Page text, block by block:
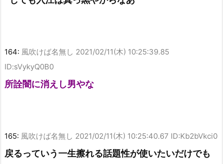
164: 風吹けば名無し 2021/02/11(木) 10:25:39.85
ID:sVykyQ0B0
所詮闇に消えし男やな
165: 風吹けば名無し 2021/02/11(木) 10:25:40.67 ID:Kb2bVkci0
戻るっていう一生擦れる話題性が使いたいだけでも